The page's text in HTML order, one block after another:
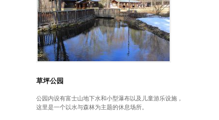
草坪公园
公园内设有富士山地下水和小型瀑布以及儿童游乐设施，
这里是一个以水与森林为主题的休息场所。